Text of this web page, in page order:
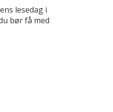
lesedag i
bør få med